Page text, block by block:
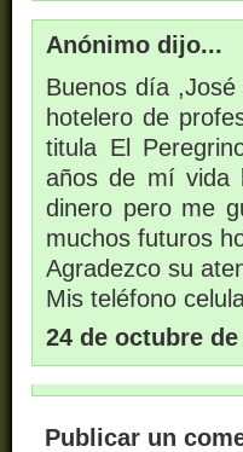
Anónimo dijo...
Buenos día
hotelero de
titula El
años de mí vida
dinero pero me
muchos futuros
Agradezco su
Mis teléfono
24 de octubre
Publicar un